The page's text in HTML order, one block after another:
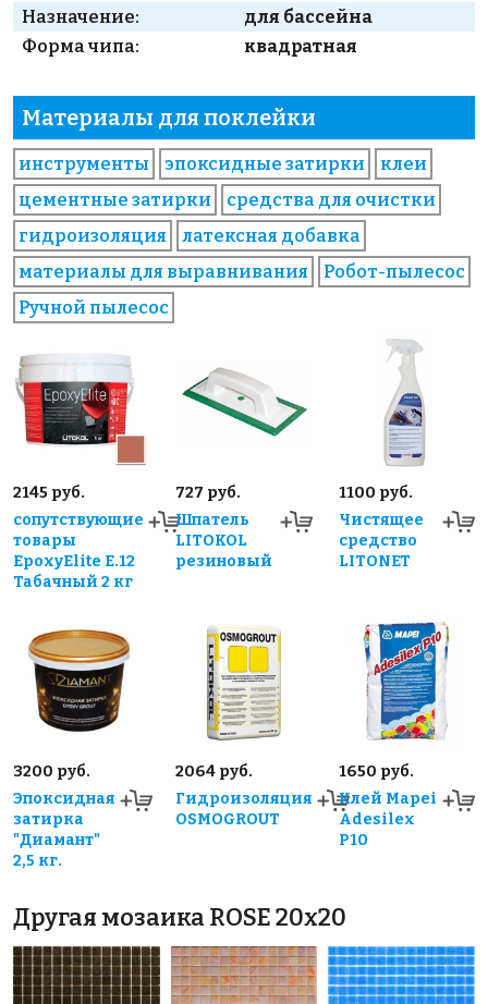
Назначение:
для бассейна
Форма чипа:
квадратная
Материалы для поклейки
инструменты эпоксидные затирки
клеи
цементные затирки
средства для очистки
гидроизоляция
латексная добавка
материалы для выравнивания
Робот-пылесос
Ручной пылесос
2145 руб.
сопутствующие
товары
EpoxyElite E.12
Табачный 2 кг
727 руб.
Шпатель
LITOKOL
резиновый
1100 руб.
Чистящее
средство
LITONET
3200 руб.
Эпоксидная
затирка
"Диамант"
2,5 кг.
2064 руб.
Гидроизоляция
OSMOGROUT
1650 руб.
Клей Mapei
Adesilex
P10
Другая мозаика ROSE 20x20